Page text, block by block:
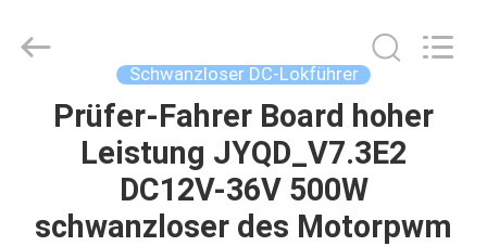
HAUSE
PRODUKTE
Trade
Co.,Ltd.
Schwanzloser DC-Lokführer
Prüfer-Fahrer Board hoher
Leistung JYQD_V7.3E2
DC12V-36V 500W
schwanzloser des Motorpwm